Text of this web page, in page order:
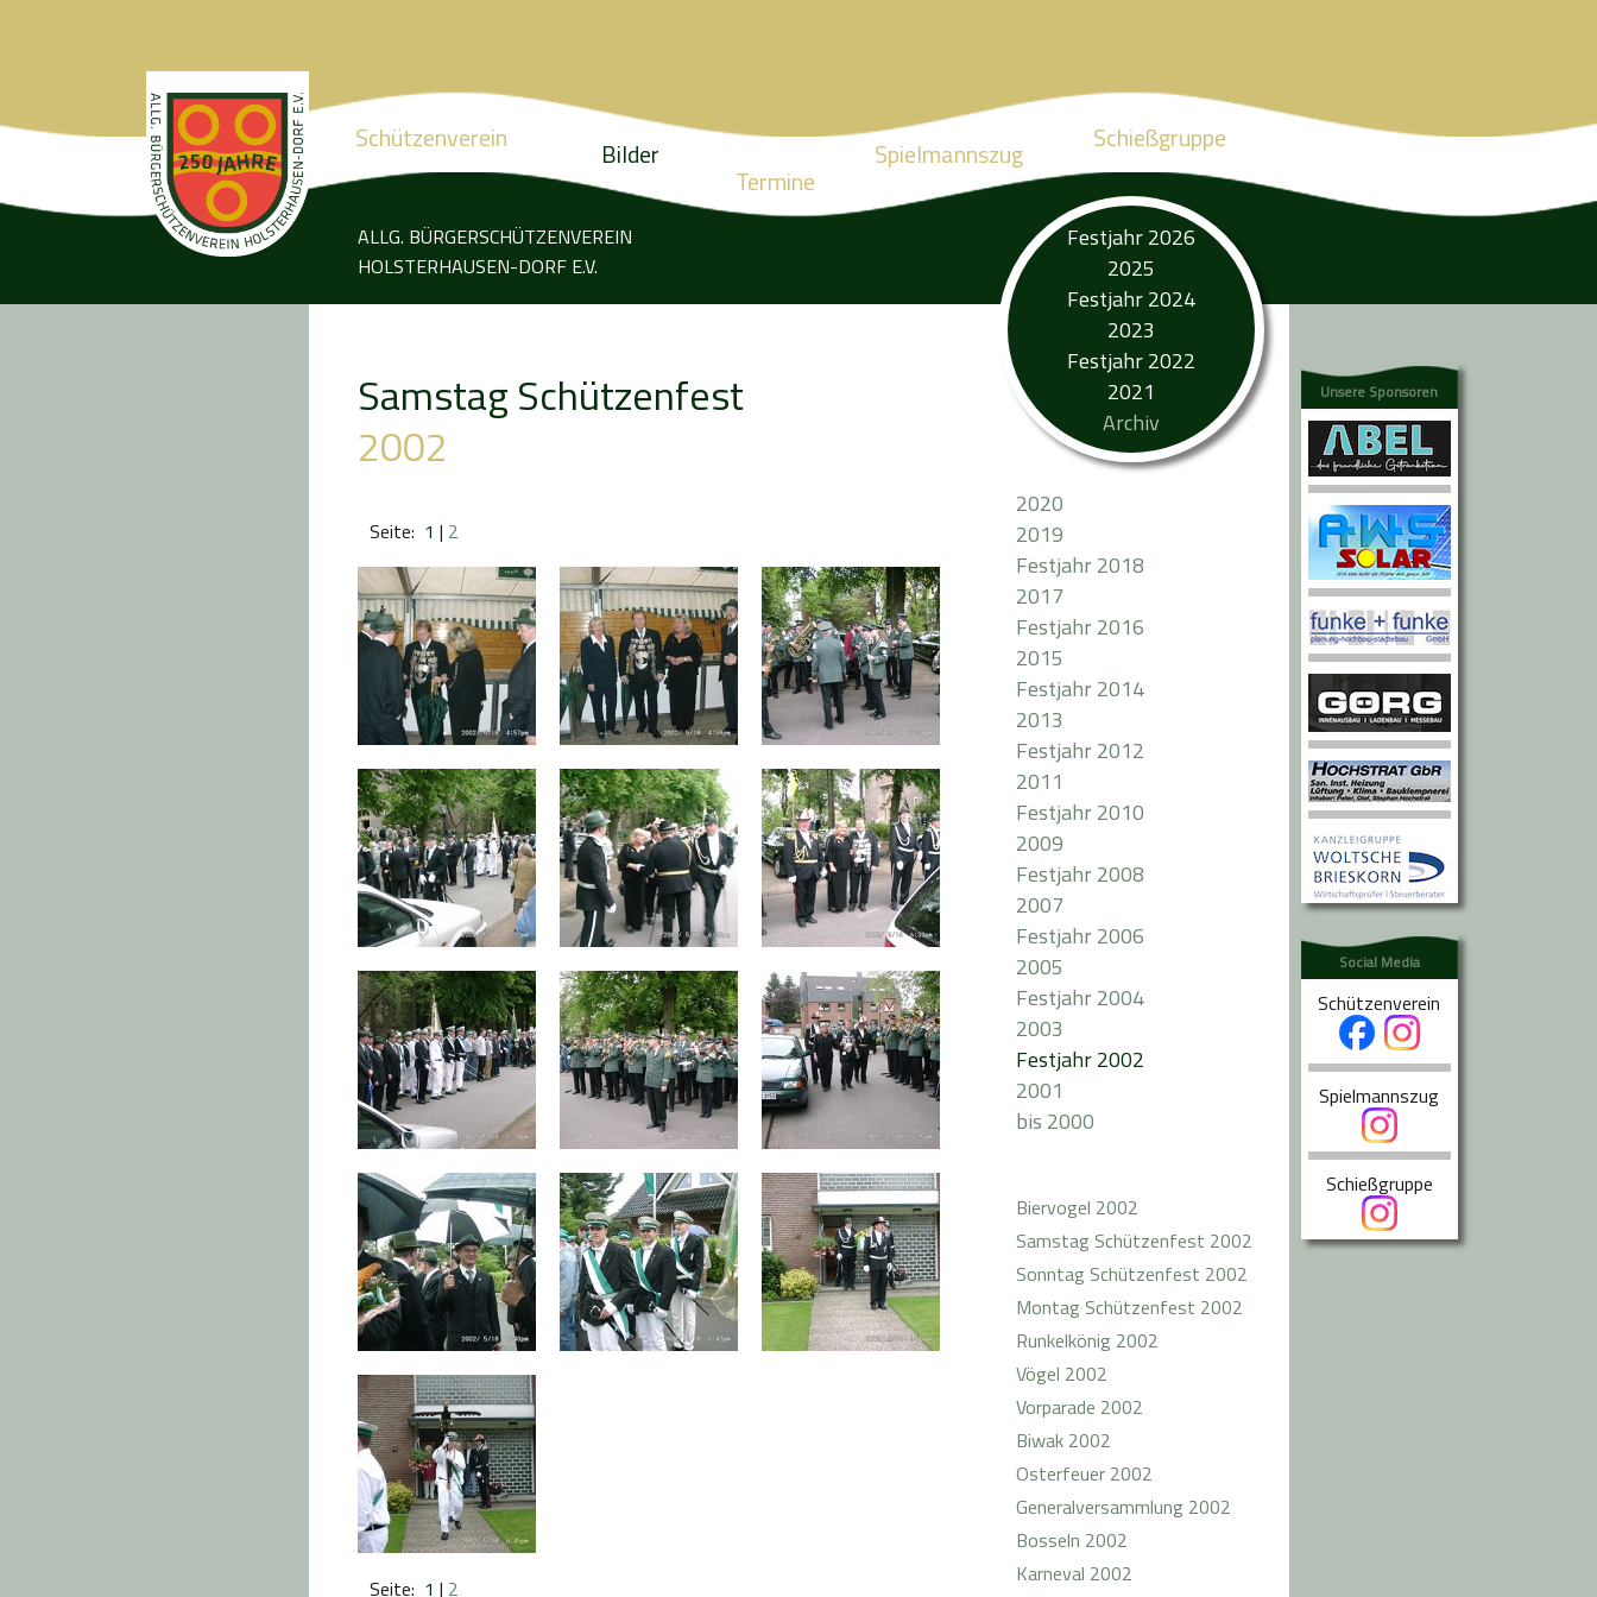
Schützenverein Bilder
Termine
Spielmannszug Schießgruppe
ALLG. BÜRGERSCHÜTZENVEREIN
HOLSTERHAUSEN-DORF E.V.
Festjahr 2026
2025
Festjahr 2024
2023
Festjahr 2022
2021
Archiv
Samstag Schützenfest
2002
Seite: 1 | 2
Seite: 1 | 2
2020
2019
Festjahr 2018
2017
Festjahr 2016
2015
Festjahr 2014
2013
Festjahr 2012
2011
Festjahr 2010
2009
Festjahr 2008
2007
Festjahr 2006
2005
Festjahr 2004
2003
Festjahr 2002
2001
bis 2000
Biervogel 2002
Samstag Schützenfest 2002
Sonntag Schützenfest 2002
Montag Schützenfest 2002
Runkelkönig 2002
Vögel 2002
Vorparade 2002
Biwak 2002
Osterfeuer 2002
Generalversammlung 2002
Bosseln 2002
Karneval 2002
Unsere Sponsoren
Social Media
Schützenverein
Spielmannszug
Schießgruppe